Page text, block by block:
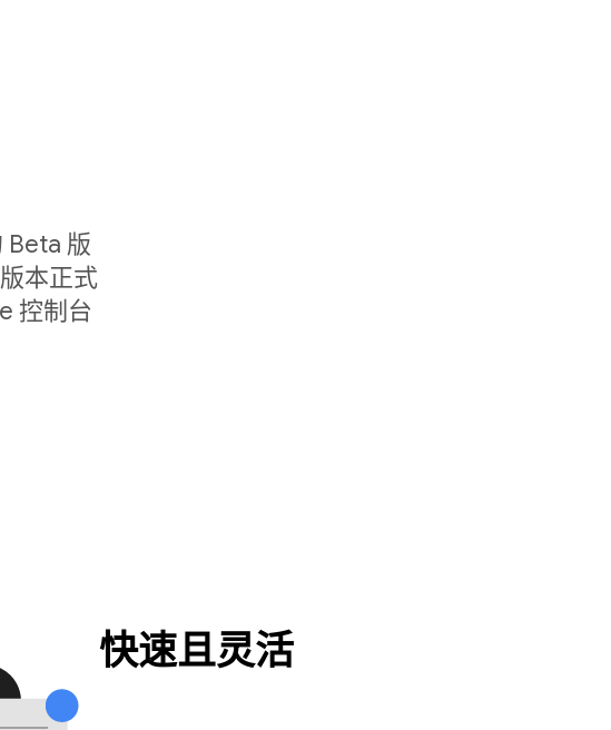
Beta 版
本正式
控制台
快速且灵活